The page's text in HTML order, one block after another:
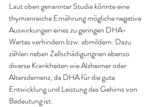
Laut oben genannter Studie könnte eine
thymianreiche Ernährung mögliche negative
Auswirkungen eines zu geringen DHA-
Wertes verhindern bzw. abmildern. Dazu
zählen neben Zellschädigungnen ebenso
diverse Krankheiten wie Alzheimer oder
Altersdemenz, da DHA für die gute
Entwicklung und Leistung des Gehirns von
Bedeutung ist.